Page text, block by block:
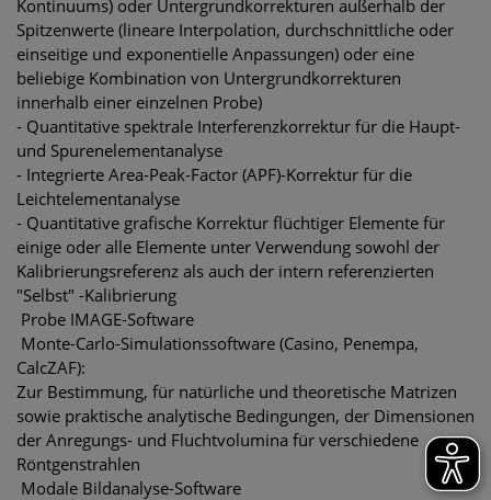
Kontinuums) oder Untergrundkorrekturen außerhalb der
Spitzenwerte (lineare Interpolation, durchschnittliche oder
einseitige und exponentielle Anpassungen) oder eine
beliebige Kombination von Untergrundkorrekturen
innerhalb einer einzelnen Probe)
- Quantitative spektrale Interferenzkorrektur für die Haupt-
und Spurenelementanalyse
- Integrierte Area-Peak-Factor (APF)-Korrektur für die
Leichtelementanalyse
- Quantitative grafische Korrektur flüchtiger Elemente für
einige oder alle Elemente unter Verwendung sowohl der
Kalibrierungsreferenz als auch der intern referenzierten
"Selbst" -Kalibrierung
 Probe IMAGE-Software
 Monte-Carlo-Simulationssoftware (Casino, Penempa,
CalcZAF):
Zur Bestimmung, für natürliche und theoretische Matrizen
sowie praktische analytische Bedingungen, der Dimensionen
der Anregungs- und Fluchtvolumina für verschiedene
Röntgenstrahlen
 Modale Bildanalyse-Software